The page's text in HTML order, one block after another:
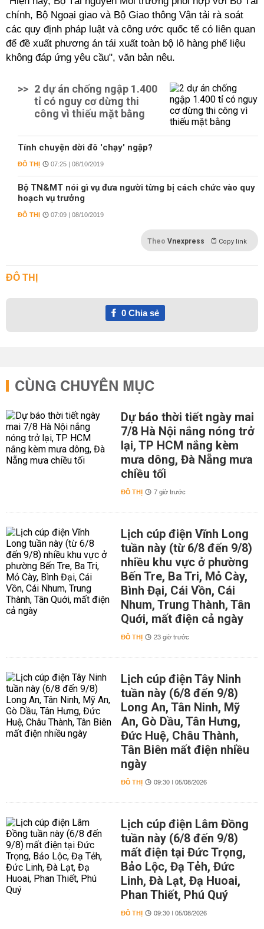
chính, Bộ Ngoại giao và Bộ Giao thông Vận tải rà soát
các quy định pháp luật và công ước quốc tế có liên quan
để đề xuất phương án tái xuất toàn bộ lô hàng phế liệu
không đáp ứng yêu cầu", văn bản nêu.
>> 2 dự án chống ngập 1.400
tỉ có nguy cơ dừng thi
công vì thiếu mặt bằng
Tính chuyện dời đô 'chạy' ngập?
ĐÔ THỊ 07:25 | 08/10/2019
Bộ TN&MT nói gì vụ đưa người từng bị cách chức vào quy
hoạch vụ trưởng
ĐÔ THỊ 07:09 | 08/10/2019
Theo Vnexpress Copy link
ĐÔ THỊ
0Chia sẻ
CÙNG CHUYÊN MỤC
Dự báo thời tiết ngày mai
7/8 Hà Nội nắng nóng trở
lại, TP HCM nắng kèm
mưa dông, Đà Nẵng mưa
chiều tối
ĐÔ THỊ 7 giờ trước
Lịch cúp điện Vĩnh Long
tuần này (từ 6/8 đến 9/8)
nhiều khu vực ở phường
Bến Tre, Ba Tri, Mỏ Cày,
Bình Đại, Cái Vồn, Cái
Nhum, Trung Thành, Tân
Quới, mất điện cả ngày
ĐÔ THỊ 23 giờ trước
Lịch cúp điện Tây Ninh
tuần này (6/8 đến 9/8)
Long An, Tân Ninh, Mỹ
An, Gò Dầu, Tân Hưng,
Đức Huệ, Châu Thành,
Tân Biên mất điện nhiều
ngày
ĐÔ THỊ 09:30 | 05/08/2026
Lịch cúp điện Lâm Đồng
tuần này (6/8 đến 9/8)
mất điện tại Đức Trọng,
Bảo Lộc, Đạ Tẻh, Đức
Linh, Đà Lạt, Đạ Huoai,
Phan Thiết, Phú Quý
ĐÔ THỊ 09:30 | 05/08/2026